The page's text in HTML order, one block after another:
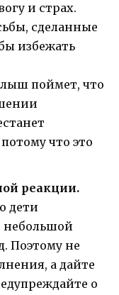
и страх.
сделанные
избежать
поймет, что
что это
реакции.
дети
Поэтому не
а дайте
о